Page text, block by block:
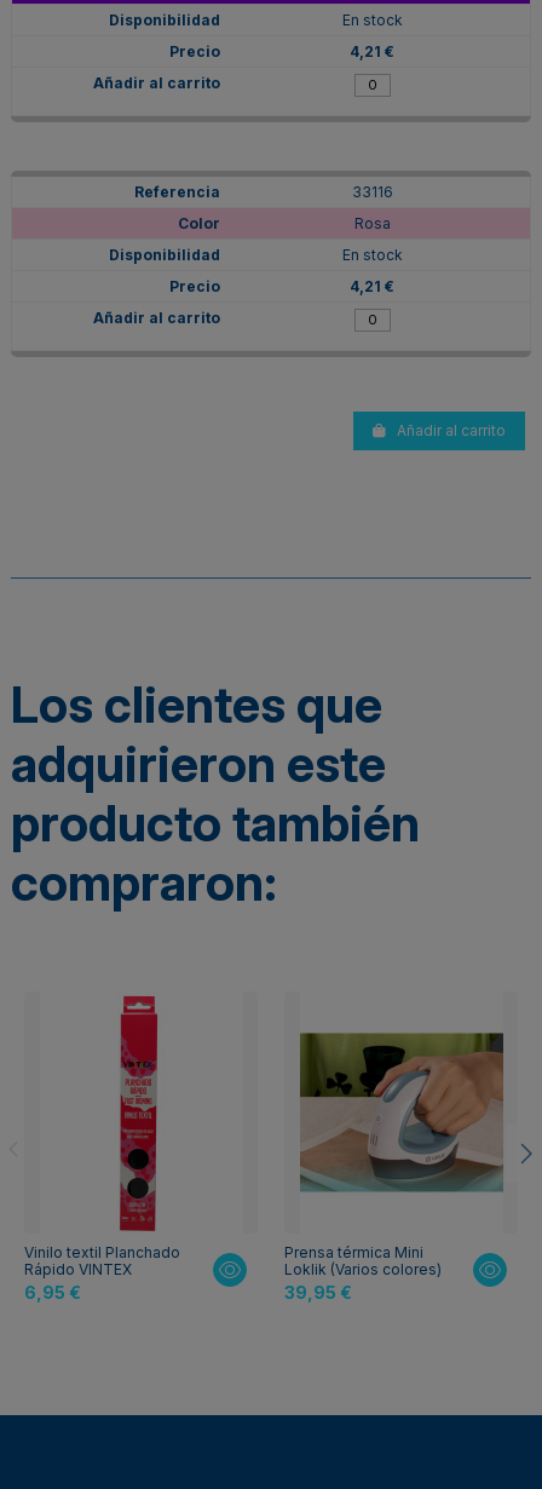
En stock
4,21 €
33116
Rosa
En stock
4,21 €
Añadir al carrito
Los clientes que
adquirieron este
producto también
compraron:
Vinilo textil Planchado
Rápido VINTEX
6,95 €
Prensa térmica Mini
Loklik (Varios colores)
39,95 €